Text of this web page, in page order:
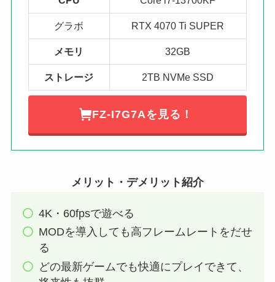
グラボ RTX 4070 Ti SUPER
メモリ 32GB
ストレージ 2TB NVMe SSD
FZ-I7G7Aを見る！
メリット・デメリット紹介
4K・60fpsで遊べる
MODを導入しても高フレームレートをだせ
る
どの最新ゲームでも快適にプレイできて、